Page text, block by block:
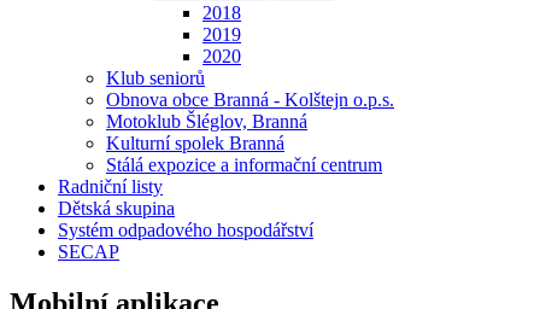
2018
2019
2020
Klub seniorů
Obnova obce Branná - Kolštejn o.p.s.
Motoklub Šléglov, Branná
Kulturní spolek Branná
Stálá expozice a informační centrum
Radniční listy
Dětská skupina
Systém odpadového hospodářství
SECAP